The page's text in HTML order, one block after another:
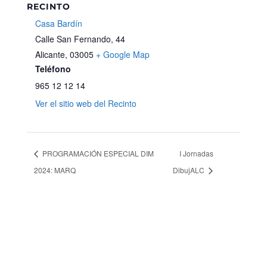
RECINTO
Casa Bardín
Calle San Fernando, 44
Alicante, 03005 + Google Map
Teléfono
965 12 12 14
Ver el sitio web del Recinto
PROGRAMACIÓN ESPECIAL DIM
2024: MARQ
I Jornadas
DibujALC